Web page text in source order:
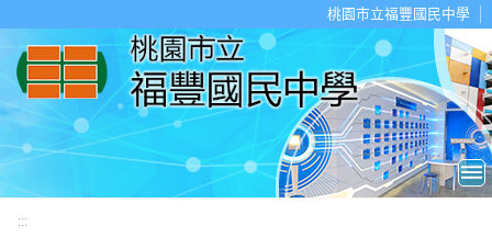
桃園市立福豐國民中學
:::